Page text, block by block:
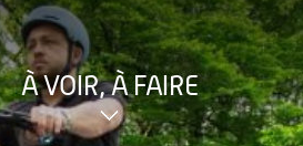
À VOIR, À FAIRE